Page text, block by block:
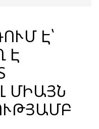
Է՝
Է
ՄԻԱՅՆ